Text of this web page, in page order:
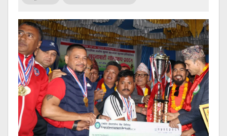
सूचना
प्रविधि
अन्तर्वार्ता
अन्तर्राष्ट्रिय
स्वास्थ्य
विज्ञापन
Tech